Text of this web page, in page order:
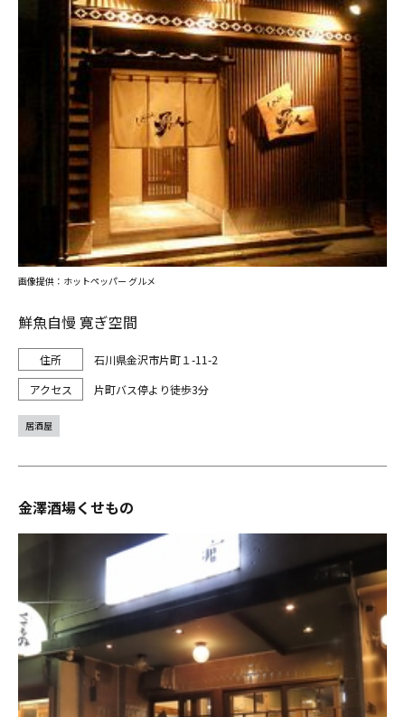
鮮魚自慢 寛ぎ空間
石川県金沢市片町１-11-2
片町バス停より徒歩3分
画像提供：ホットペッパー グルメ
居酒屋
金澤酒場くせもの